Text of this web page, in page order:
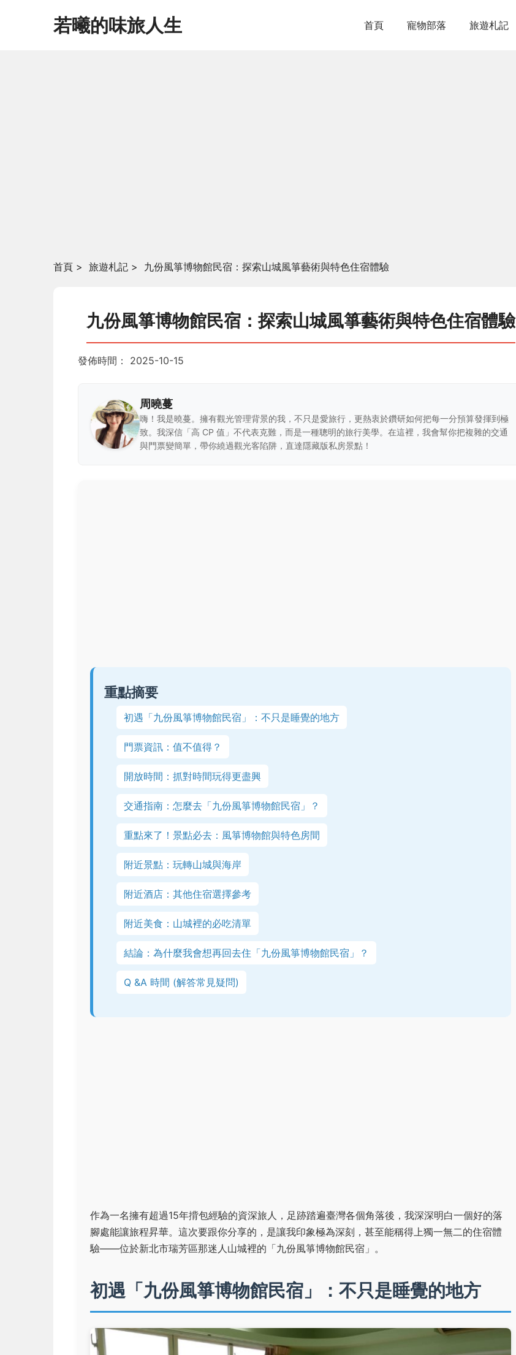
若曦的味旅人生 首頁 寵物部落 旅遊札記
首頁 > 旅遊札記 > 九份風箏博物館民宿：探索山城風箏藝術與特色住宿體驗
九份風箏博物館民宿：探索山城風箏藝術與特色住宿體驗
發佈時間： 2025-10-15
周曉蔓
嗨！我是曉蔓。擁有觀光管理背景的我，不只是愛旅行，更熱衷於鑽研如何把每一分預算發揮到極
致。我深信「高 CP 值」不代表克難，而是一種聰明的旅行美學。在這裡，我會幫你把複雜的交通
與門票變簡單，帶你繞過觀光客陷阱，直達隱藏版私房景點！
重點摘要
初遇「九份風箏博物館民宿」：不只是睡覺的地方
門票資訊：值不值得？
開放時間：抓對時間玩得更盡興
交通指南：怎麼去「九份風箏博物館民宿」？
重點來了！景點必去：風箏博物館與特色房間
附近景點：玩轉山城與海岸
附近酒店：其他住宿選擇參考
附近美食：山城裡的必吃清單
結論：為什麼我會想再回去住「九份風箏博物館民宿」？
Q &A 時間 (解答常見疑問)
作為一名擁有超過15年揹包經驗的資深旅人，足跡踏遍臺灣各個角落後，我深深明白一個好的落
腳處能讓旅程昇華。這次要跟你分享的，是讓我印象極為深刻，甚至能稱得上獨一無二的住宿體
驗——位於新北市瑞芳區那迷人山城裡的「九份風箏博物館民宿」。
初遇「九份風箏博物館民宿」：不只是睡覺的地方